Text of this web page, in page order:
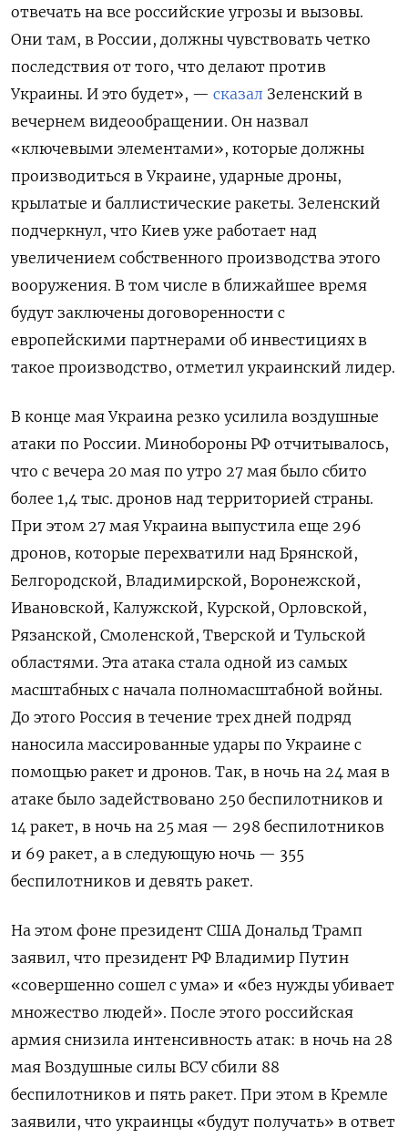
отвечать на все российские угрозы и вызовы.
Они там, в России, должны чувствовать четко
последствия от того, что делают против
Украины. И это будет», — сказал Зеленский в
вечернем видеообращении. Он назвал
«ключевыми элементами», которые должны
производиться в Украине, ударные дроны,
крылатые и баллистические ракеты. Зеленский
подчеркнул, что Киев уже работает над
увеличением собственного производства этого
вооружения. В том числе в ближайшее время
будут заключены договоренности с
европейскими партнерами об инвестициях в
такое производство, отметил украинский лидер.
В конце мая Украина резко усилила воздушные
атаки по России. Минобороны РФ отчитывалось,
что с вечера 20 мая по утро 27 мая было сбито
более 1,4 тыс. дронов над территорией страны.
При этом 27 мая Украина выпустила еще 296
дронов, которые перехватили над Брянской,
Белгородской, Владимирской, Воронежской,
Ивановской, Калужской, Курской, Орловской,
Рязанской, Смоленской, Тверской и Тульской
областями. Эта атака стала одной из самых
масштабных с начала полномасштабной войны.
До этого Россия в течение трех дней подряд
наносила массированные удары по Украине с
помощью ракет и дронов. Так, в ночь на 24 мая в
атаке было задействовано 250 беспилотников и
14 ракет, в ночь на 25 мая — 298 беспилотников
и 69 ракет, а в следующую ночь — 355
беспилотников и девять ракет.
На этом фоне президент США Дональд Трамп
заявил, что президент РФ Владимир Путин
«совершенно сошел с ума» и «без нужды убивает
множество людей». После этого российская
армия снизила интенсивность атак: в ночь на 28
мая Воздушные силы ВСУ сбили 88
беспилотников и пять ракет. При этом в Кремле
заявили, что украинцы «будут получать» в ответ